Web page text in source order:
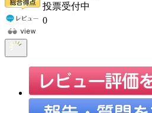
投票受付中
0